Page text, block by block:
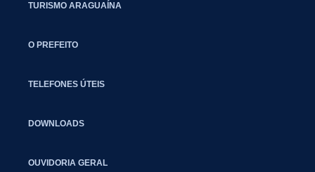
TURISMO ARAGUAÍNA
O PREFEITO
TELEFONES ÚTEIS
DOWNLOADS
OUVIDORIA GERAL